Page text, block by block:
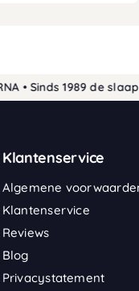
1989 de
Klantenservice
Algemene
Klantenservice
Reviews
Blog
Privacystatement